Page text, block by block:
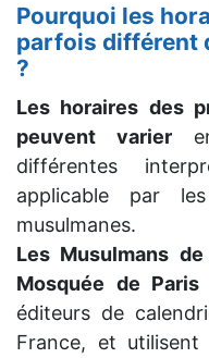
Pourquoi les
parfois différent
?
Les horaires des
peuvent varier
différentes
applicable par
musulmanes.
Les Musulmans
Mosquée de Paris
éditeurs de
France, et